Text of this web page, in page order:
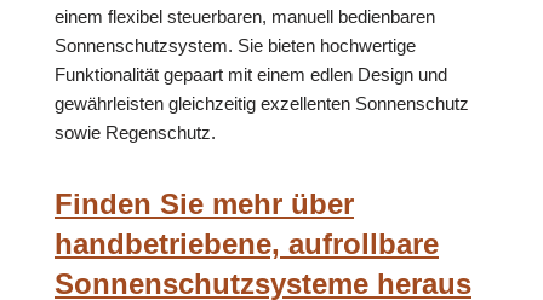
einem flexibel steuerbaren, manuell bedienbaren
Sonnenschutzsystem. Sie bieten hochwertige
Funktionalität gepaart mit einem edlen Design und
gewährleisten gleichzeitig exzellenten Sonnenschutz
sowie Regenschutz.
Finden Sie mehr über
handbetriebene, aufrollbare
Sonnenschutzsysteme heraus